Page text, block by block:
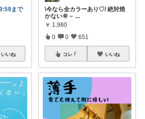
まで
いいね
\今なら全カラーあり♡/ 絶対焼
かない🌞－ ...
￥ 1,980
0 0 651
コレ いいね